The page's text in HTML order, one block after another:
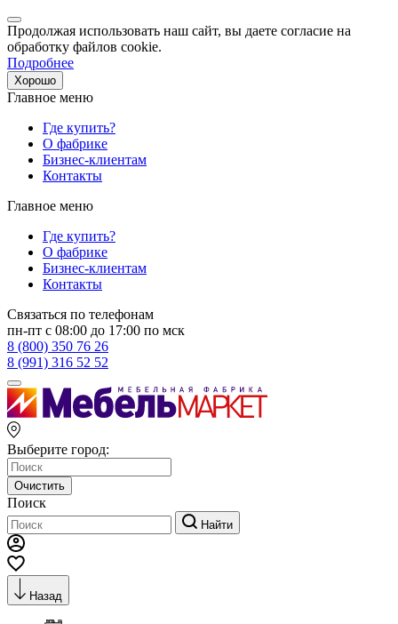
Продолжая использовать наш сайт, вы даете согласие на
обработку файлов cookie.
Подробнее
Хорошо
Главное меню
Где купить?
О фабрике
Бизнес-клиентам
Контакты
Главное меню
Где купить?
О фабрике
Бизнес-клиентам
Контакты
Связаться по телефонам
пн-пт с 08:00 до 17:00 по мск
8 (800) 350 76 26
8 (991) 316 52 52
Выберите город:
Очистить
Поиск
Найти
Назад